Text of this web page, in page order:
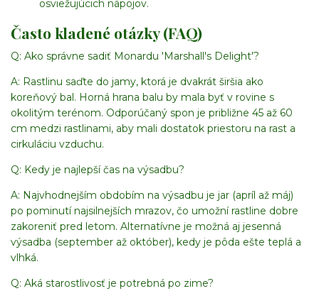
osviežujúcich nápojov.
Často kladené otázky (FAQ)
Q: Ako správne sadiť Monardu 'Marshall's Delight'?
A: Rastlinu saďte do jamy, ktorá je dvakrát širšia ako
koreňový bal. Horná hrana balu by mala byť v rovine s
okolitým terénom. Odporúčaný spon je približne 45 až 60
cm medzi rastlinami, aby mali dostatok priestoru na rast a
cirkuláciu vzduchu.
Q: Kedy je najlepší čas na výsadbu?
A: Najvhodnejším obdobím na výsadbu je jar (apríl až máj)
po pominutí najsilnejších mrazov, čo umožní rastline dobre
zakoreniť pred letom. Alternatívne je možná aj jesenná
výsadba (september až október), kedy je pôda ešte teplá a
vlhká.
Q: Aká starostlivosť je potrebná po zime?